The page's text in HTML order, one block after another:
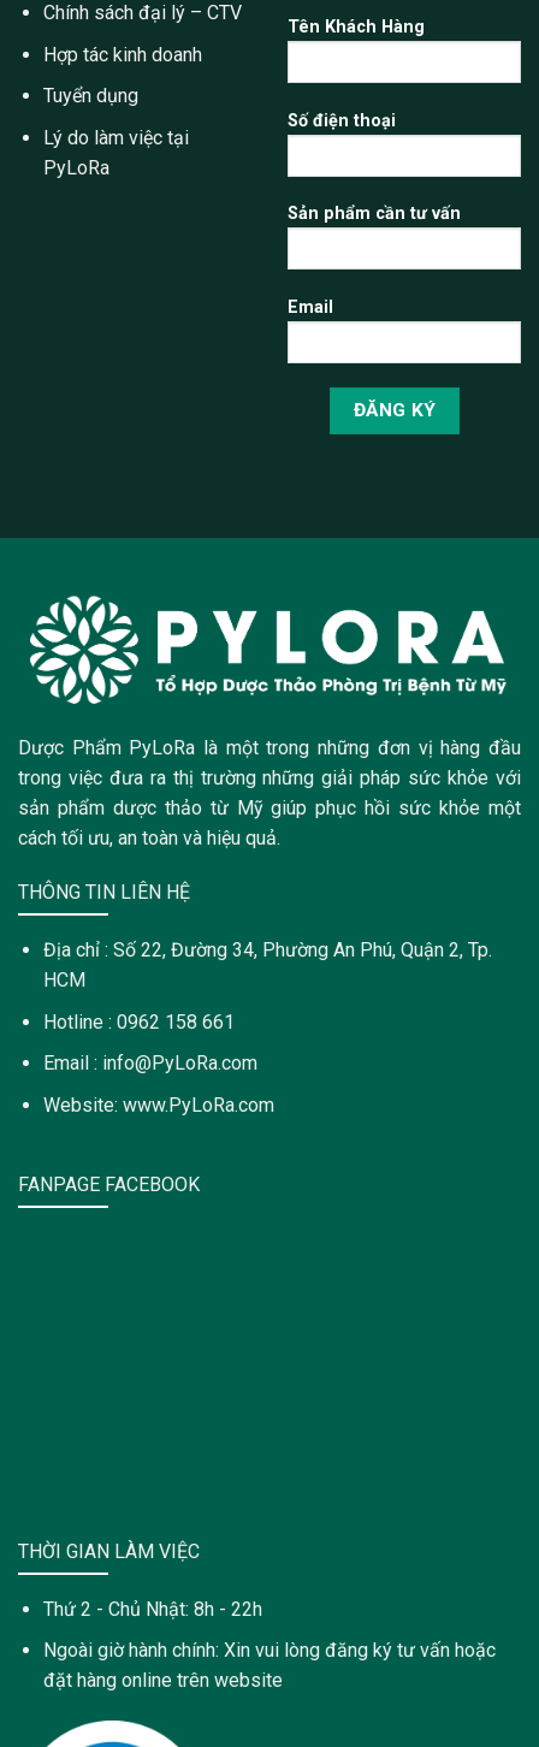
Chính sách đại lý – CTV
Hợp tác kinh doanh
Tuyển dụng
Lý do làm việc tại
PyLoRa
Tên Khách Hàng
Số điện thoại
Sản phẩm cần tư vấn
Email
Dược Phẩm PyLoRa là một trong những đơn vị hàng đầu
trong việc đưa ra thị trường những giải pháp sức khỏe với
sản phẩm dược thảo từ Mỹ giúp phục hồi sức khỏe một
cách tối ưu, an toàn và hiệu quả.
THÔNG TIN LIÊN HỆ
Địa chỉ : Số 22, Đường 34, Phường An Phú, Quận 2, Tp.
HCM
Hotline : 0962 158 661
Email : info@PyLoRa.com
Website: www.PyLoRa.com
FANPAGE FACEBOOK
THỜI GIAN LÀM VIỆC
Thứ 2 - Chủ Nhật: 8h - 22h
Ngoài giờ hành chính: Xin vui lòng đăng ký tư vấn hoặc
đặt hàng online trên website